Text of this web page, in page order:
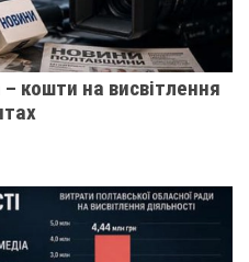
кошти на висвітлення